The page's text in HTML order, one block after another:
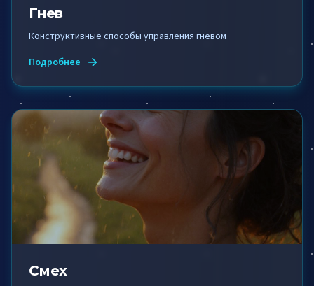
Гнев
Конструктивные способы управления гневом
Подробнее
Смех